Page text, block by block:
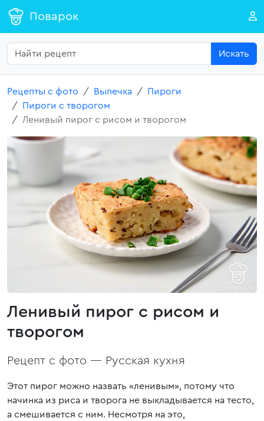
Поварок
Искать
Рецепты с фото Выпечка
Пироги
Пироги с творогом
Ленивый пирог с рисом и творогом
Ленивый пирог с рисом и
творогом
Рецепт с фото — Русская кухня
Этот пирог можно назвать «ленивым», потому что
начинка из риса и творога не выкладывается на тесто,
а смешивается с ним. Несмотря на это,